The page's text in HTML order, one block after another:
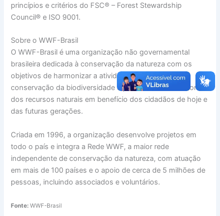
princípios e critérios do FSC® – Forest Stewardship
Council® e ISO 9001.
Sobre o WWF-Brasil
O WWF-Brasil é uma organização não governamental
brasileira dedicada à conservação da natureza com os
objetivos de harmonizar a atividade humana com a
conservação da biodiversidade e promover o uso racional
dos recursos naturais em benefício dos cidadãos de hoje e
das futuras gerações.
Criada em 1996, a organização desenvolve projetos em
todo o país e integra a Rede WWF, a maior rede
independente de conservação da natureza, com atuação
em mais de 100 países e o apoio de cerca de 5 milhões de
pessoas, incluindo associados e voluntários.
Fonte: WWF-Brasil